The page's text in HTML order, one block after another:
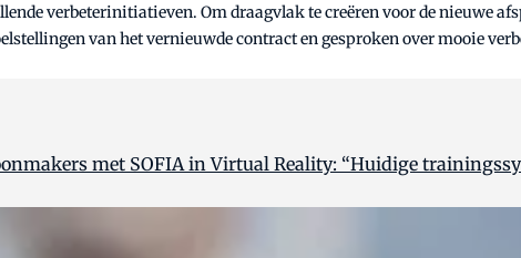
verbeterinitiatieven. Om draagvlak te creëren voor de nieuwe
van het vernieuwde contract en gesproken over mooie
met SOFIA in Virtual Reality: “Huidige